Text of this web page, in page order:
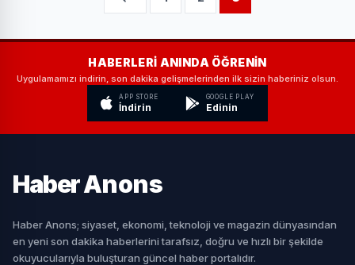
HABERLERI ANINDA ÖĞRENIN
Uygulamamızı indirin, son dakika gelişmelerinden ilk sizin haberiniz olsun.
APP STORE
İndirin
GOOGLE PLAY
Edinin
HaberAnons
Haber Anons; siyaset, ekonomi, teknoloji ve magazin dünyasından
en yeni son dakika haberlerini tarafsız, doğru ve hızlı bir şekilde
okuyucularıyla buluşturan güncel haber portalıdır.